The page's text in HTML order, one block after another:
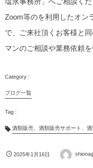
Zoom等のを利用したオン
で、ご来社頂くお客様と
マンのご相談や業務依頼を
ブログ一覧
酒類販売、酒類販売サポート、
2025年1月16日